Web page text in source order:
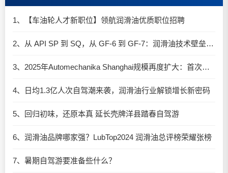
1、【车油轮人才新职位】领航润滑油优质职位招聘
2、从 API SP 到 SQ，从 GF-6 到 GF-7：润滑油技术壁垒再升高，你准备好了吗？
3、2025年Automechanika Shanghai规模再度扩大：首次启用国家会展中心（上海）全部15个展馆
4、日均1.3亿人次自驾潮来袭，润滑油行业解锁增长新密码​
5、回归初味，还原本真 延长壳牌洋县踏春自驾游
6、润滑油品牌哪家强？LubTop2024 润滑油总评榜荣耀张榜
7、暑期自驾游要准备些什么？